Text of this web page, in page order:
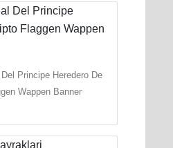
Principe Heredero De
Wappen Banner